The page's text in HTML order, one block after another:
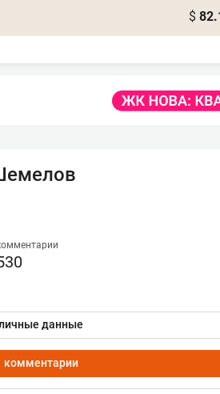
$
данные
комментарии